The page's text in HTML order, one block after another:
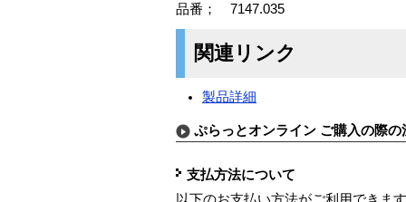
品番； 7147.035
関連リンク
製品詳細
ぷらっとオンライン ご購入の際の
支払方法について